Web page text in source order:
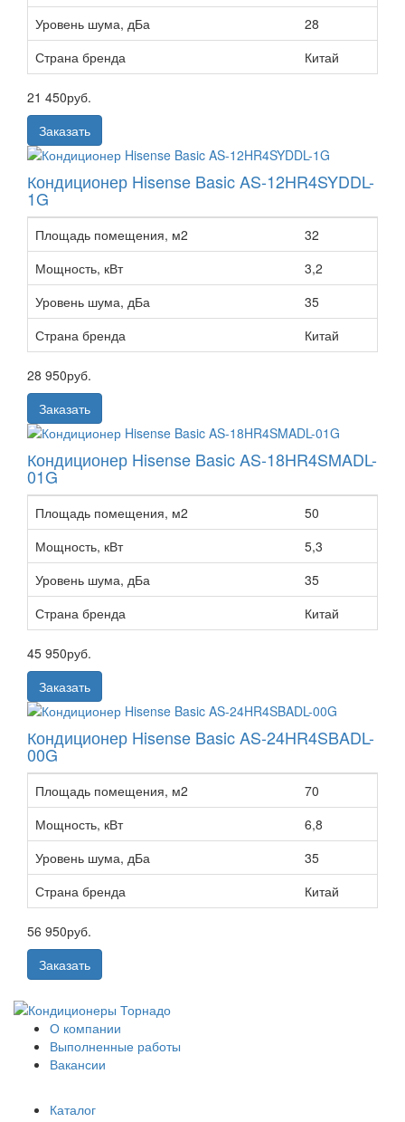
Уровень шума, дБа
28
Страна бренда
Китай
21 450руб.
Заказать
Кондиционер Hisense Basic AS-12HR4SYDDL-
1G
Площадь помещения, м2
32
Мощность, кВт
3,2
Уровень шума, дБа
35
Страна бренда
Китай
28 950руб.
Заказать
Кондиционер Hisense Basic AS-18HR4SMADL-
01G
Площадь помещения, м2
50
Мощность, кВт
5,3
Уровень шума, дБа
35
Страна бренда
Китай
45 950руб.
Заказать
Кондиционер Hisense Basic AS-24HR4SBADL-
00G
Площадь помещения, м2
70
Мощность, кВт
6,8
Уровень шума, дБа
35
Страна бренда
Китай
56 950руб.
Заказать
О компании
Выполненные работы
Вакансии
Каталог